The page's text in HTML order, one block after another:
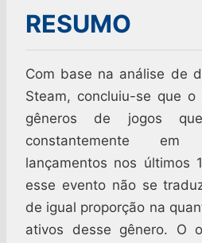
RESUMO
Com base na análise de
Steam, concluiu-se que
gêneros de jogos
constantemente
lançamentos nos últimos
esse evento não se
de igual proporção na
ativos desse gênero. O